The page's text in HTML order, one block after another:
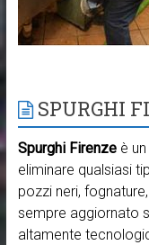
SPURGHI
Spurghi Firenzeè un
eliminare qualsiasi
pozzi neri,
sempre aggiornato
altamente